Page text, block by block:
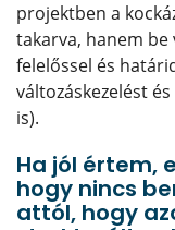
projektben a
takarva, hanem be
felelőssel és
változáskezelést
is).
Ha jól értem,
hogy nincs
attól, hogy